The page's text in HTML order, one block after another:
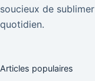
soucieux de
quotidien.
Articles populaires